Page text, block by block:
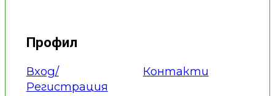
Профил
Вход/
Регистрация
Контакти